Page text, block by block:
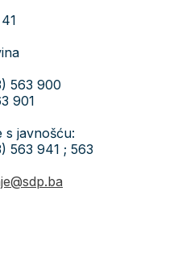
563 900
901
s javnošću:
563 941 ; 563